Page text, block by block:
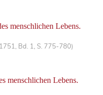
menschlichen Lebens.
Bd. 1, S. 775-780)
menschlichen Lebens.